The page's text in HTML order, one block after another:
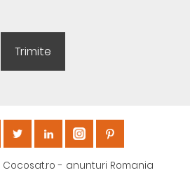
Cocosat.ro - anunturi Romania